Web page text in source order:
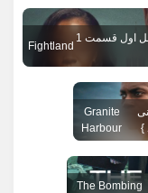
تگ تصویر عوض شد 1080 اختصاصی تاینی موویز { فصل اول قسمت 1
Fightland
Granite
Harbour
The Bombing